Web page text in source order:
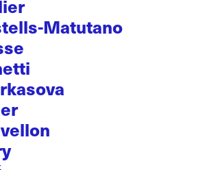
Matutano